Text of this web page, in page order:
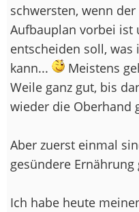
schwersten, wenn der
Aufbauplan vorbei ist
entscheiden soll, was
kann...
Meistens
Weile ganz gut, bis
wieder die Oberhand
Aber zuerst einmal
gesündere Ernährung
Ich habe heute